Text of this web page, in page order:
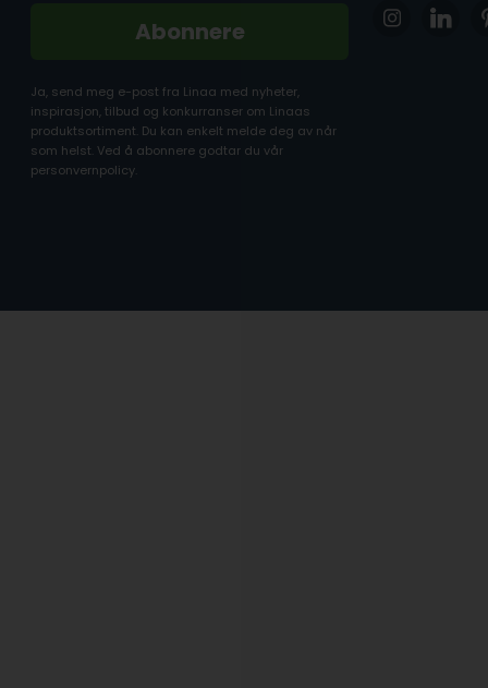
Abonnere
Ja, send meg e-post fra Linaa med nyheter,
inspirasjon, tilbud og konkurranser om Linaas
produktsortiment. Du kan enkelt melde deg av når
som helst. Ved å abonnere godtar du vår
personvernpolicy.